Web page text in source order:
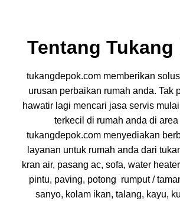
Tentang Tukang
tukangdepok.com memberikan
urusan perbaikan rumah anda. Tak
hawatir lagi mencari jasa servis
terkecil di rumah anda di
tukangdepok.com menyediakan
layanan untuk rumah anda dari
kran air, pasang ac, sofa, water
pintu, paving, potong rumput /
sanyo, kolam ikan, talang, kayu,